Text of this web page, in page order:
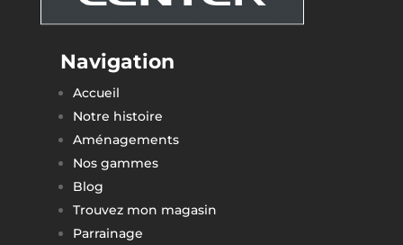
Navigation
Accueil
Notre histoire
Aménagements
Nos gammes
Blog
Trouvez mon magasin
Parrainage